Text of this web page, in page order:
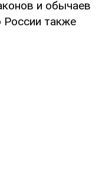
и обычаев
России также